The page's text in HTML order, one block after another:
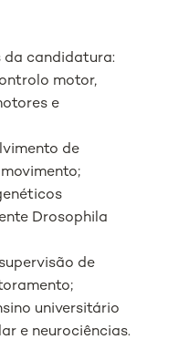
da candidatura:
motor,
e
de
Drosophila
de
universitário
e neurociências.